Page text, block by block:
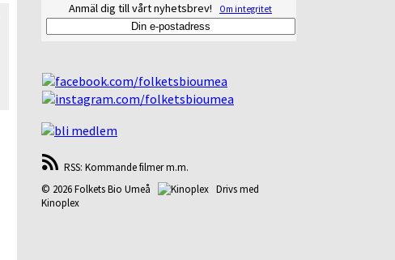
Anmäl dig till vårt nyhetsbrev! Om integritet
RSS: Kommande filmer m.m.
© 2026 Folkets Bio Umeå
Drivs med
Kinoplex